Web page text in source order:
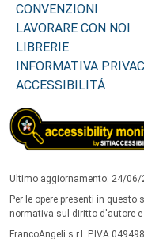
CONVENZIONI
LAVORARE CON NOI
LIBRERIE
INFORMATIVA
ACCESSIBILITÁ
Ultimo aggiornamento: 24/06/
Per le opere presenti in
normativa sul diritto d'autore
FrancoAngeli s.r.l. P.IVA